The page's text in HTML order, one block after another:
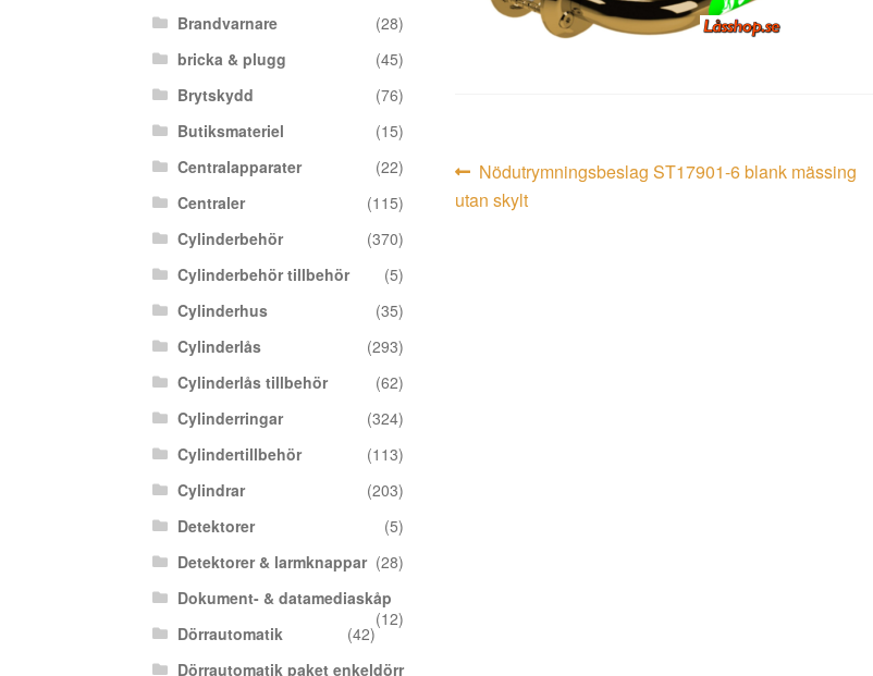
Inläggsnavigering
Föregående
inlägg:
Nödutrymningsbeslag ST17901-6 blank mässing
utan skylt
Brandvarnare
(28)
bricka & plugg
(45)
Brytskydd
(76)
Butiksmateriel
(15)
Centralapparater
(22)
Centraler
(115)
Cylinderbehör
(370)
Cylinderbehör tillbehör
(5)
Cylinderhus
(35)
Cylinderlås
(293)
Cylinderlås tillbehör
(62)
Cylinderringar
(324)
Cylindertillbehör
(113)
Cylindrar
(203)
Detektorer
(5)
Detektorer & larmknappar (28)
Dokument- & datamediaskåp
(12)
Dörrautomatik
(42)
Dörrautomatik paket enkeldörr